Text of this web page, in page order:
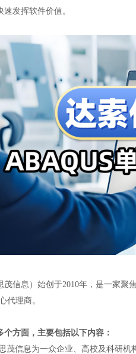
发挥软件价值。
茂信息）始创于2010年，是一家聚
代理商。
方面，主要包括以下内容：
茂信息为一众企业、高校及科研机